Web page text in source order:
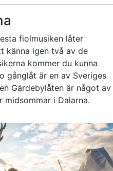
fiolmusiken låter
känna igen två av de
kommer du kunna
gånglåt är en av Sveriges
Gärdebylåten är något av
i Dalarna.